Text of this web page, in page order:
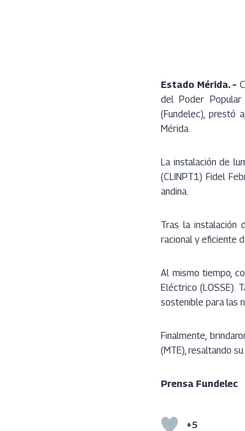
Estado Mérida. –
del Poder Popular
(Fundelec), prestó
Mérida.
La instalación de
(CLINPT1) Fidel
andina.
Tras la instalación
racional y eficiente
Al mismo tiempo,
Eléctrico (LOSSE).
sostenible para las
Finalmente,
(MTE), resaltando
Prensa Fundelec
+5